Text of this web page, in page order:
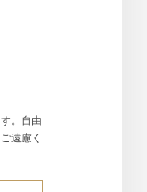
。自由
遠慮く